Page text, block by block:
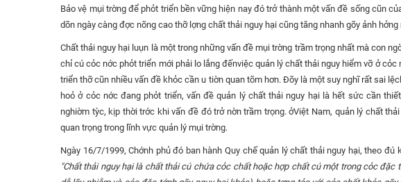
Bảo vệ mụi trờng để phỏt triển bền vững hiện nay đó trở thành một vấn đề sống cũn
dõn ngày càng đợc nõng cao thỡ lợng chất thải nguy hại cũng tăng nhanh gõy ảnh
Chất thải nguy hại luụn là một trong những vấn đề mụi trờng trầm trọng nhất mà con
chỉ cú cỏc nớc phỏt triển mới phải lo lắng đếnviệc quản lý chất thải nguy hiểm vỡ ở
triển thỡ cũn nhiều vấn đề khỏc cần u tiờn quan tõm hơn. Đõy là một suy nghĩ rất sai
hoỏ ở cỏc nớc đang phỏt triển, vấn đề quản lý chất thải nguy hại là hết sức cần
nghiờm tỳc, kịp thời trớc khi vấn đề đó trở nờn trầm trọng. ởViệt Nam, quản lý chất
quan trọng trong lĩnh vực quản lý mụi trờng.
Ngày 16/7/1999, Chớnh phủ đó ban hành Quy chế quản lý chất thải nguy hại, theo
"Chất thải nguy hại là chất thải cú chứa cỏc chất hoặc hợp chất cú một trong cỏc đặc